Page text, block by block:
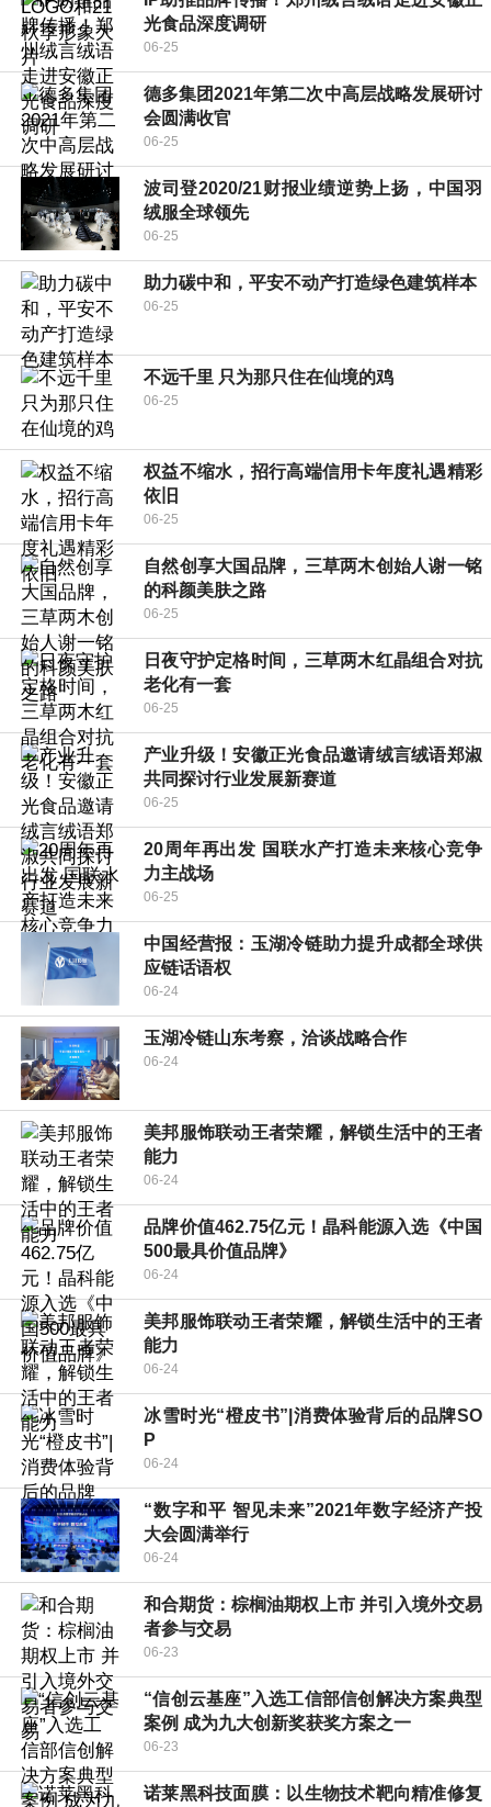
光食品深度调研
06-25
德多集团2021年第二次中高层战略发展研讨
会圆满收官
06-25
波司登2020/21财报业绩逆势上扬，中国羽
绒服全球领先
06-25
助力碳中和，平安不动产打造绿色建筑样本
06-25
不远千里 只为那只住在仙境的鸡
06-25
权益不缩水，招行高端信用卡年度礼遇精彩
依旧
06-25
自然创享大国品牌，三草两木创始人谢一铭
的科颜美肤之路
06-25
日夜守护定格时间，三草两木红晶组合对抗
老化有一套
06-25
产业升级！安徽正光食品邀请绒言绒语郑淑
共同探讨行业发展新赛道
06-25
20周年再出发 国联水产打造未来核心竞争
力主战场
06-25
中国经营报：玉湖冷链助力提升成都全球供
应链话语权
06-24
玉湖冷链山东考察，洽谈战略合作
06-24
美邦服饰联动王者荣耀，解锁生活中的王者
能力
06-24
品牌价值462.75亿元！晶科能源入选《中国
500最具价值品牌》
06-24
美邦服饰联动王者荣耀，解锁生活中的王者
能力
06-24
冰雪时光“橙皮书”|消费体验背后的品牌SO
P
06-24
“数字和平 智见未来”2021年数字经济产投
大会圆满举行
06-24
和合期货：棕榈油期权上市 并引入境外交易
者参与交易
06-23
“信创云基座”入选工信部信创解决方案典型
案例 成为九大创新奖获奖方案之一
06-23
诺莱黑科技面膜：以生物技术靶向精准修复